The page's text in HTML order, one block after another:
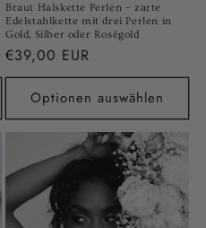
Braut Halskette Perlen – zarte
Edelstahlkette mit drei Perlen in
Gold, Silber oder Roségold
Normaler
Preis
€39,00 EUR
Optionen auswählen